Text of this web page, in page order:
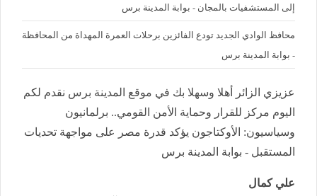
إلى المستشفيات بالمجان - بوابة المدينة برس
محافظ الوادي الجديد تودع الفائزين برحلات العمرة المهداة من المحافظة
- بوابة المدينة برس
عزيزي الزائر أهلا وسهلا بك في موقع المدينة برس نقدم لكم
اليوم مركز للقرار وحماية الأمن القومي.. برلمانيون
وسياسيون: الأوكتاجون يؤكد قدرة مصر على مواجهة تحديات
المستقبل - بوابة المدينة برس
علي كمال ‎